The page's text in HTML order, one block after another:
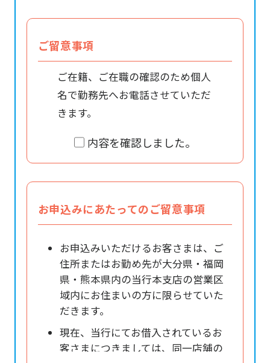
ご留意事項
ご在籍、ご在職の確認のため個人
名で勤務先へお電話させていただ
きます。
内容を確認しました。
お申込みにあたってのご留意事項
お申込みいただけるお客さまは、ご
住所またはお勤め先が大分県・福岡
県・熊本県内の当行本支店の営業区
域内にお住まいの方に限らせていた
だきます。
現在、当行にてお借入されているお
客さまにつきましては、同一店舗の